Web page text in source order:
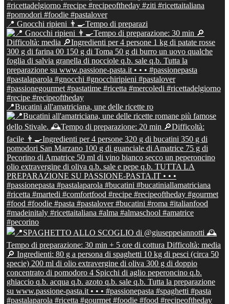
📍 Gnocchi ripieni 👨‍🍳Tempo di preparazi
📍Bucatini all'amatriciana, une delle ricette ro